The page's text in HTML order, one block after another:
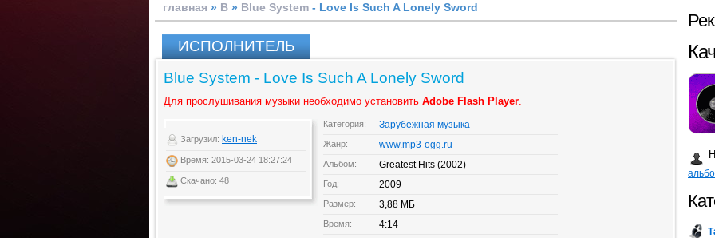
главная » B » Blue System - Love Is Such A Lonely Sword
ИСПОЛНИТЕЛЬ
Blue System - Love Is Such A Lonely Sword
Для прослушивания музыки необходимо установить Adobe Flash Player.
Загрузил: ken-nek
Время: 2015-03-24 18:27:24
Скачано: 48
Категория: Зарубежная музыка
Жанр: www.mp3-ogg.ru
Альбом: Greatest Hits (2002)
Год: 2009
Размер: 3,88 МБ
Время: 4:14